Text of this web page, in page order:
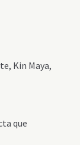
Kin Maya,
que